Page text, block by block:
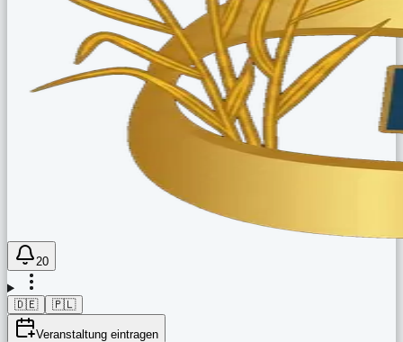
20
🇩🇪 🇵🇱
Veranstaltung eintragen